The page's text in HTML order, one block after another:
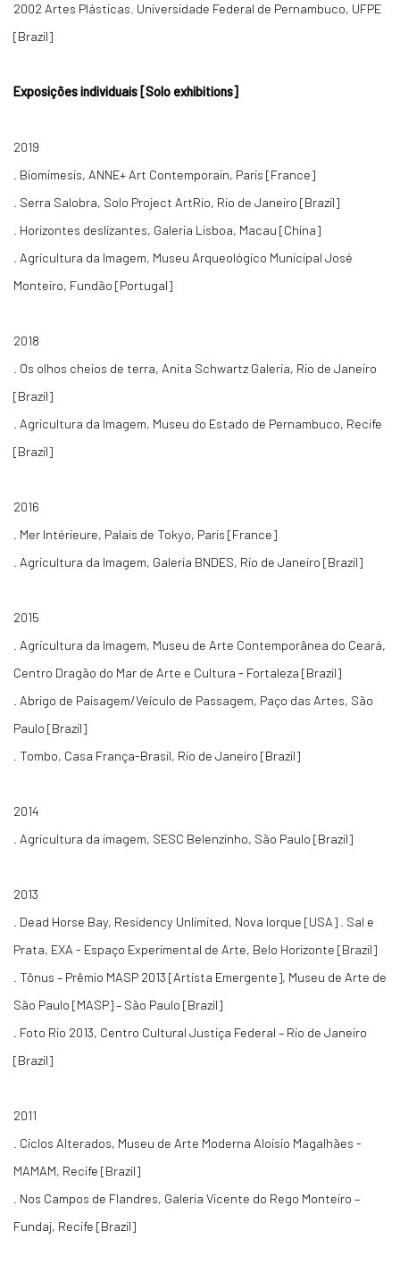
2002 Artes Plásticas. Universidade Federal de Pernambuco, UFPE
[Brazil]
Exposições individuais [Solo exhibitions]
2019
. Biomimesis, ANNE+ Art Contemporain, Paris [France]
. Serra Salobra, Solo Project ArtRio, Rio de Janeiro [Brazil]
. Horizontes deslizantes, Galeria Lisboa, Macau [China]
. Agricultura da Imagem, Museu Arqueológico Municipal José
Monteiro, Fundão [Portugal]
2018
. Os olhos cheios de terra, Anita Schwartz Galeria, Rio de Janeiro
[Brazil]
. Agricultura da Imagem, Museu do Estado de Pernambuco, Recife
[Brazil]
2016
. Mer Intérieure, Palais de Tokyo, Paris [France]
. Agricultura da Imagem, Galeria BNDES, Rio de Janeiro [Brazil]
2015
. Agricultura da Imagem, Museu de Arte Contemporânea do Ceará,
Centro Dragão do Mar de Arte e Cultura - Fortaleza [Brazil]
. Abrigo de Paisagem/Veículo de Passagem, Paço das Artes, São
Paulo [Brazil]
. Tombo, Casa França-Brasil, Rio de Janeiro [Brazil]
2014
. Agricultura da imagem, SESC Belenzinho, São Paulo [Brazil]
2013
. Dead Horse Bay, Residency Unlimited, Nova Iorque [USA] . Sal e
Prata, EXA - Espaço Experimental de Arte, Belo Horizonte [Brazil]
. Tônus – Prêmio MASP 2013 [Artista Emergente], Museu de Arte de
São Paulo [MASP] – São Paulo [Brazil]
. Foto Rio 2013, Centro Cultural Justiça Federal – Rio de Janeiro
[Brazil]
2011
. Ciclos Alterados, Museu de Arte Moderna Aloisio Magalhães -
MAMAM, Recife [Brazil]
. Nos Campos de Flandres, Galeria Vicente do Rego Monteiro –
Fundaj, Recife [Brazil]